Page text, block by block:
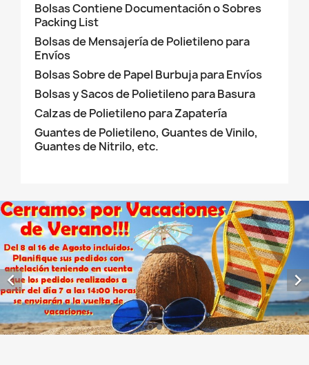
Bolsas Contiene Documentación o Sobres
Packing List
Bolsas de Mensajería de Polietileno para
Envíos
Bolsas Sobre de Papel Burbuja para Enví­os
Bolsas y Sacos de Polietileno para Basura
Calzas de Polietileno para Zapatería
Guantes de Polietileno, Guantes de Vinilo,
Guantes de Nitrilo, etc.
 